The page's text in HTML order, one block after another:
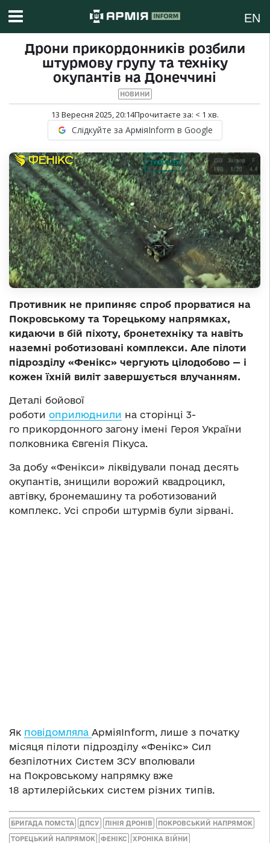
EN
Дрони прикордонників розбили
штурмову групу та техніку
окупантів на Донеччині
НОВИНИ
13 Вересня 2025, 20:14Прочитаєте за: < 1 хв.
Слідкуйте за АрміяInform в Google
Противник не припиняє спроб прорватися на
Покровському та Торецькому напрямках,
кидаючи в бій піхоту, бронетехніку та навіть
наземні роботизовані комплекси. Але пілоти
підрозділу «Фенікс» чергують цілодобово — і
кожен їхній виліт завершується влучанням.
Деталі бойової
роботи оприлюднили на сторінці 3-
го прикордонного загону імені Героя України
полковника Євгенія Пікуса.
За добу «Фенікси» ліквідували понад десять
окупантів, знищили ворожий квадроцикл,
автівку, бронемашину та роботизований
комплекс. Усі спроби штурмів були зірвані.
Як повідомляла АрміяInform, лише з початку
місяця пілоти підрозділу «Фенікс» Сил
безпілотних Систем ЗСУ вполювали
на Покровському напрямку вже
18 артилерійських систем різних типів.
БРИГАДА ПОМСТА ДПСУ ЛІНІЯ ДРОНІВ ПОКРОВСЬКИЙ НАПРЯМОК
ТОРЕЦЬКИЙ НАПРЯМОК ФЕНІКС ХРОНІКА ВІЙНИ